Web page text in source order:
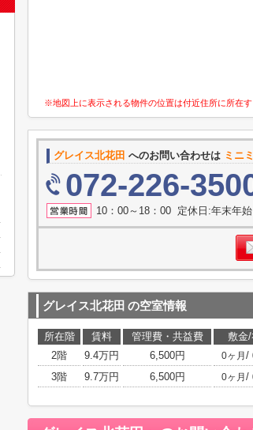
※地図上に表示される物件の位置は付近住所に所在
グレイス北花田 へのお問い合わせは ミニ
072-226-
10：00～18：00 定休日:年末年
グレイス北花田 の空室情報
所在階 賃料 管理費・共益費 敷金
2階
9.4万円 6,500円 0ヶ月 /
3階
9.7万円 6,500円 0ヶ月 /